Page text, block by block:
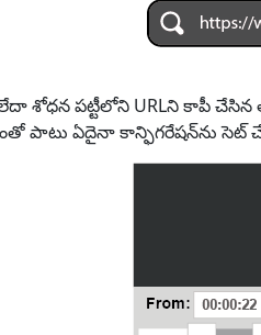
శోధన పట్టీలోని URLని కాపీ చేసిన
పాటు ఏదైనా కాన్ఫిగరేషన్‌ను సెట్